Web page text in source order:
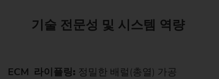
기술 전문성 및 시스템 역량
ECM 라이플링: 정밀한 배럴(총열) 가공